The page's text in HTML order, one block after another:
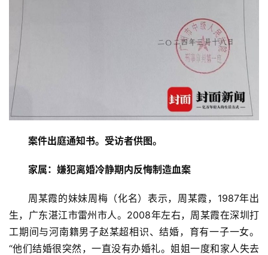
案件出庭通知书。受访者供图。
家属：嫌犯离婚冷静期内反悔制造血案
周某霞的妹妹周梅（化名）表示，周某霞，1987年出
生，广东湛江市雷州市人。2008年左右，周某霞在深圳打
工期间与河南籍男子赵某超相识、结婚，育有一子一女。
“他们结婚很突然，一直没有办婚礼。姐姐一度和家人失去